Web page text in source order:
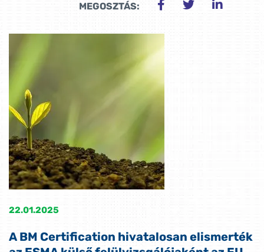
MEGOSZTÁS:
22.01.2025
A BM Certification hivatalosan elismerték